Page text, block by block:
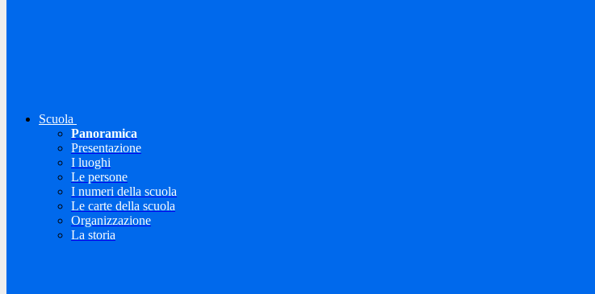
Scuola
Panoramica
Presentazione
I luoghi
Le persone
I numeri della scuola
Le carte della scuola
Organizzazione
La storia